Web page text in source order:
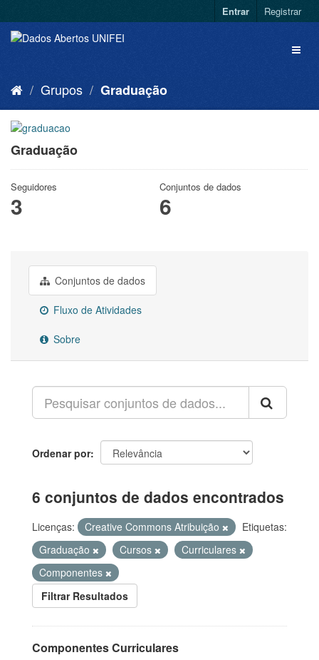
Entrar Registrar
Grupos Graduação
Graduação
Seguidores
3
Conjuntos de dados
6
Conjuntos de dados
Fluxo de Atividades
Sobre
Ordenar por
6 conjuntos de dados encontrados
Licenças: Creative Commons Atribuição
Etiquetas:
Graduação
Cursos
Curriculares
Componentes
Filtrar Resultados
Componentes Curriculares